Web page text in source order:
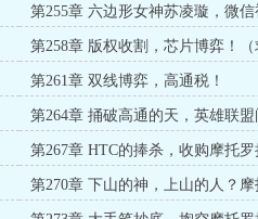
第255章 六边形女神苏凌璇，微信
第258章 版权收割，芯片博弈！（
第261章 双线博弈，高通税！
第264章 捅破高通的天，英雄联盟
第267章 HTC的捧杀，收购摩托罗
第270章 下山的神，上山的人？摩
（月票加更）